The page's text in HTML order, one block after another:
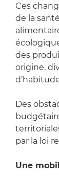
Ces
de la
des
origine,
Des
par la loi
Une